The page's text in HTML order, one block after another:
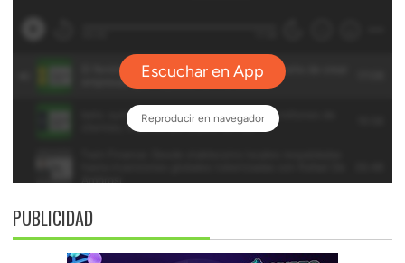
PUBLICIDAD